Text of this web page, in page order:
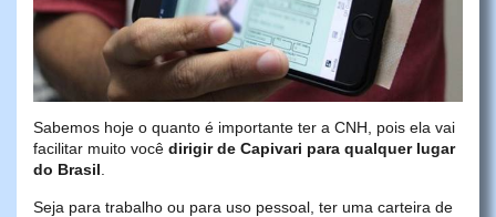
Sabemos hoje o quanto é importante ter a CNH, pois ela vai
facilitar muito você dirigir de Capivari para qualquer lugar
do Brasil.
Seja para trabalho ou para uso pessoal, ter uma carteira de